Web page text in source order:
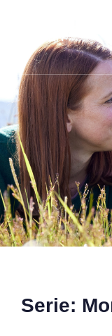
EN
Serie: